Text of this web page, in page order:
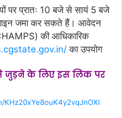
पर प्रातः 10 बजे से सायं 5 बजे
जमा कर सकते हैं। आवेदन
की आधिकारिक
का उपयोग
जुड़ने के लिए इस लिंक पर